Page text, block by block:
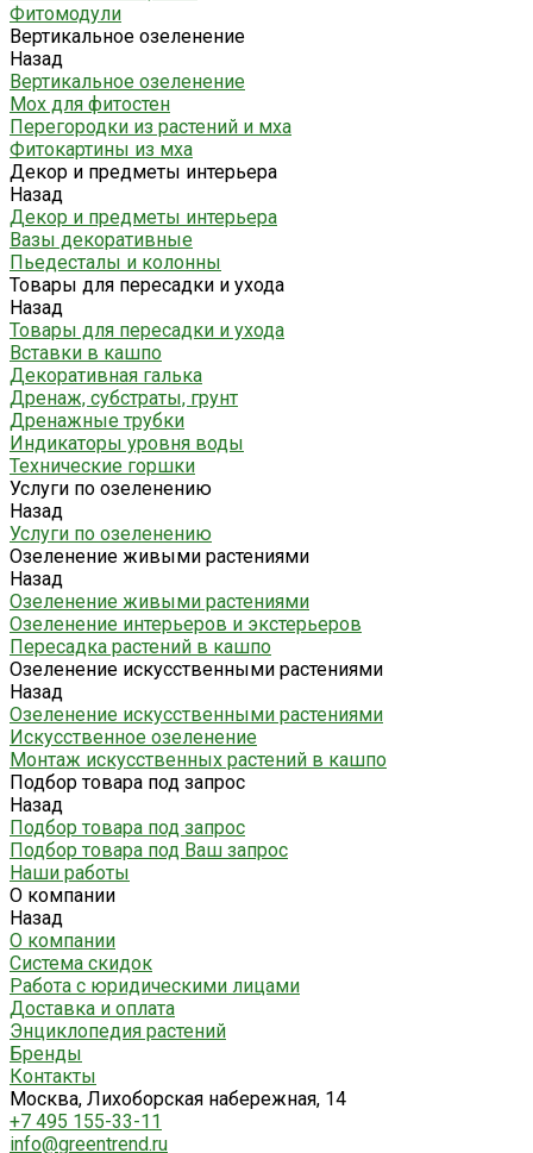
Фитомодули
Вертикальное озеленение
Назад
Вертикальное озеленение
Мох для фитостен
Перегородки из растений и мха
Фитокартины из мха
Декор и предметы интерьера
Назад
Декор и предметы интерьера
Вазы декоративные
Пьедесталы и колонны
Товары для пересадки и ухода
Назад
Товары для пересадки и ухода
Вставки в кашпо
Декоративная галька
Дренаж, субстраты, грунт
Дренажные трубки
Индикаторы уровня воды
Технические горшки
Услуги по озеленению
Назад
Услуги по озеленению
Озеленение живыми растениями
Назад
Озеленение живыми растениями
Озеленение интерьеров и экстерьеров
Пересадка растений в кашпо
Озеленение искусственными растениями
Назад
Озеленение искусственными растениями
Искусственное озеленение
Монтаж искусственных растений в кашпо
Подбор товара под запрос
Назад
Подбор товара под запрос
Подбор товара под Ваш запрос
Наши работы
О компании
Назад
О компании
Система скидок
Работа с юридическими лицами
Доставка и оплата
Энциклопедия растений
Бренды
Контакты
Москва, Лихоборская набережная, 14
+7 495 155-33-11
info@greentrend.ru